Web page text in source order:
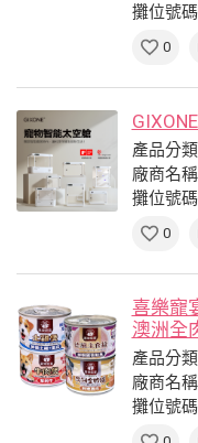
攤位號
0
產品分類
廠商名稱
攤位號
0
喜樂寵
澳洲全
產品分類
廠商名稱
攤位號